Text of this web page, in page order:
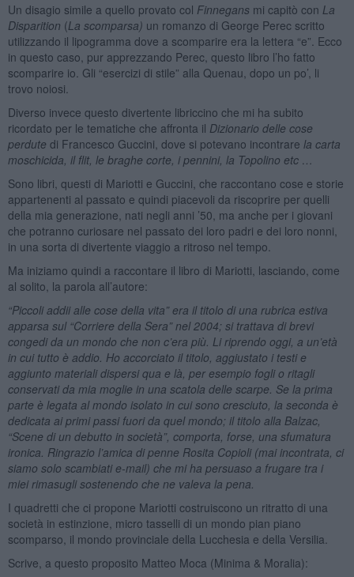
Un disagio simile a quello provato col Finnegansmi capitò con La
Disparition (La scomparsa) un romanzo di George Perec scritto
utilizzando il lipogramma dove a scomparire era la lettera “e”. Ecco
in questo caso, pur apprezzando Perec, questo libro l’ho fatto
scomparire io. Gli “esercizi di stile” alla Quenau, dopo un po’, li
trovo noiosi.
Diverso invece questo divertente libriccino che mi ha subito
ricordato per le tematiche che affronta il Dizionario delle cose
perdute di Francesco Guccini, dove si potevano incontrare la carta
moschicida, il flit, le braghe corte, i pennini, la Topolino etc …
Sono libri, questi di Mariotti e Guccini, che raccontano cose e storie
appartenenti al passato e quindi piacevoli da riscoprire per quelli
della mia generazione, nati negli anni ’50, ma anche per i giovani
che potranno curiosare nel passato dei loro padri e dei loro nonni,
in una sorta di divertente viaggio a ritroso nel tempo.
Ma iniziamo quindi a raccontare il libro di Mariotti, lasciando, come
al solito, la parola all’autore:
“Piccoli addii alle cose della vita” era il titolo di una rubrica estiva
apparsa sul “Corriere della Sera” nel 2004; si trattava di brevi
congedi da un mondo che non c’era più. Li riprendo oggi, a un’età
in cui tutto è addio. Ho accorciato il titolo, aggiustato i testi e
aggiunto materiali dispersi qua e là, per esempio fogli o ritagli
conservati da mia moglie in una scatola delle scarpe. Se la prima
parte è legata al mondo isolato in cui sono cresciuto, la seconda è
dedicata ai primi passi fuori da quel mondo; il titolo alla Balzac,
“Scene di un debutto in società”, comporta, forse, una sfumatura
ironica. Ringrazio l’amica di penne Rosita Copioli (mai incontrata, ci
siamo solo scambiati e-mail) che mi ha persuaso a frugare tra i
miei rimasugli sostenendo che ne valeva la pena.
I quadretti che ci propone Mariotti costruiscono un ritratto di una
società in estinzione, micro tasselli di un mondo pian piano
scomparso, il mondo provinciale della Lucchesia e della Versilia.
Scrive, a questo proposito Matteo Moca (Minima & Moralia):